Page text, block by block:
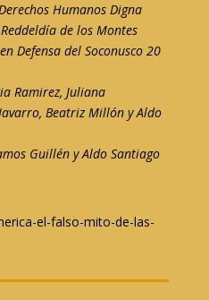
Humanos Digna
de los Montes
Defensa del Soconusco 20
Ramirez, Juliana
Beatriz Millón y Aldo
Guillén y Aldo Santiago
el-falso-mito-de-las-